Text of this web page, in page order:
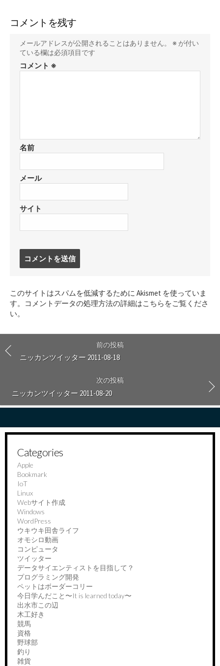
コメントを残す
メールアドレスが公開されることはありません。 ※ が付い
ている欄は必須項目です
コメント ※
名前
メール
サイト
す
る
このサイトはスパムを低減するために Akismet を使っていま
す。
コメントデータの処理方法の詳細はこちらをご覧くださ
い。
前の投稿
ニッカンツイッター 2011-08-18
次の投稿
ニッカンツイッター 2011-08-20
Categories
Apple
Bookmark
IoT
Linux
Webサイト作成
Windows
WordPress
ウキウキ田舎ライフ
オモシロ動画
コンピュータ
ツイッター
データサイエンティストを目指して？
プログラミング開発
ペットはボーダーコリー
今日学んだこと〜It is learned today〜
出水市この辺
木工好き
競馬
資格
野球部
釣り
雑貨